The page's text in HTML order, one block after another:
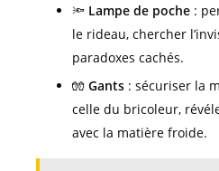
🔦 Lampe de poche :
le rideau, chercher
paradoxes cachés.
🧤 Gants : sécuriser la
celle du bricoleur,
avec la matière froide.